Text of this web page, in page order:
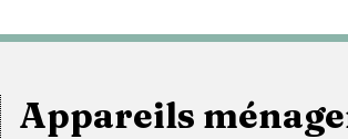
Appareils